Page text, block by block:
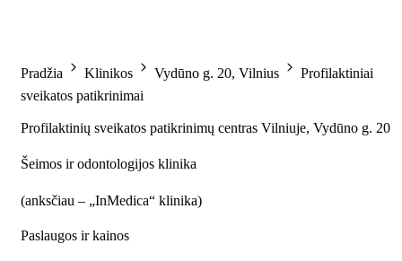
Pradžia Klinikos Vydūno g. 20, Vilnius
Profilaktiniai
sveikatos patikrinimai
Profilaktinių sveikatos patikrinimų centras Vilniuje, Vydūno g. 20
Šeimos ir odontologijos klinika
(anksčiau – „InMedica“ klinika)
Paslaugos ir kainos